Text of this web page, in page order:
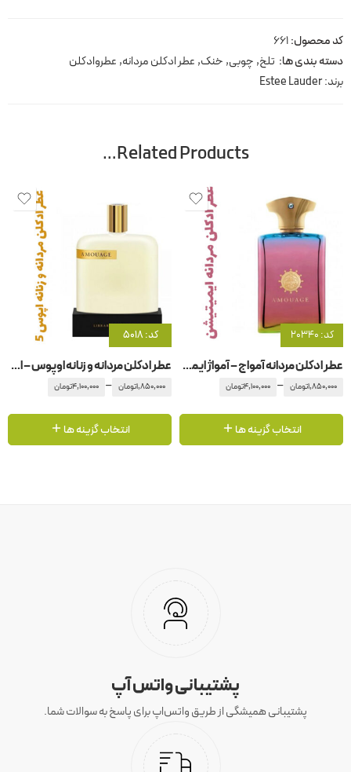
کد محصول:661
دسته بندی ها: تلخ, چوبی, خنک, عطر ادکلن مردانه, عطروادکلن
برند:Estee Lauder
Related Products…
کد: 20340
عطر ادکلن مردانه آمواج – آمواژ ایمیتیشن
1,850,000تومان –
4,100,000تومان
انتخاب گزینه ها
کد: 5018
عطر ادکلن مردانه و زنانه اوپوس – اپوس 5 آمواج – آمواژ
1,850,000تومان –
4,100,000تومان
انتخاب گزینه ها
پشتیبانی واتس آپ
پشتیبانی همیشگی از طریق واتس‌اپ برای پاسخ به سوالات شما.